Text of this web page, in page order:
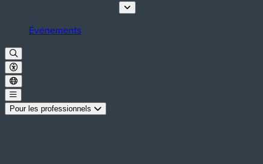
Événements
Pour les professionnels